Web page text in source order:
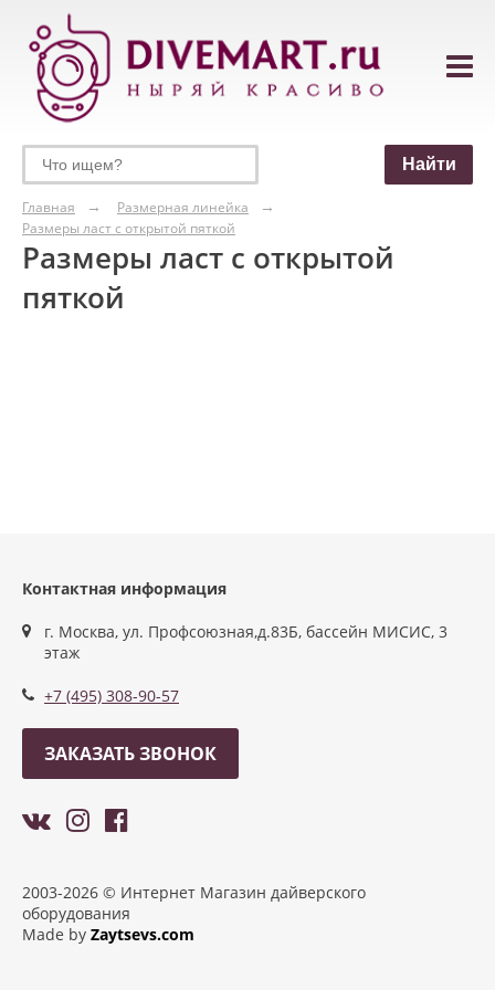
Главная
Размерная линейка
Размеры ласт с открытой пяткой
Размеры ласт с открытой
пяткой
Контактная информация
г. Москва, ул. Профсоюзная,д.83Б, бассейн МИСИС, 3
этаж
+7 (495) 308-90-57
ЗАКАЗАТЬ ЗВОНОК
2003-2026 © Интернет Магазин дайверского
оборудования
Made by Zaytsevs.com